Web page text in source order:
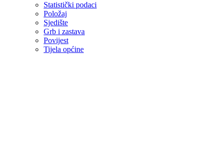
Statistički podaci
Položaj
Sjedište
Grb i zastava
Povijest
Tijela općine